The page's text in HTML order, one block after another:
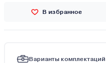
В избранное
Варианты комплектаций